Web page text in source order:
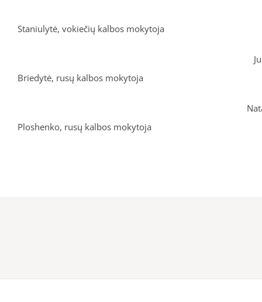
Staniulytė, vokiečių kalbos mokytoja
Briedytė, rusų kalbos mokytoja
Ploshenko, rusų kalbos mokytoja